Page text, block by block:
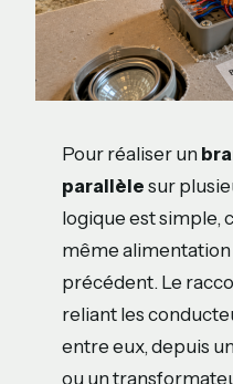
Pour réaliser un
parallèle sur
logique est simple,
même
précédent. Le
reliant les
entre eux, depuis
ou un